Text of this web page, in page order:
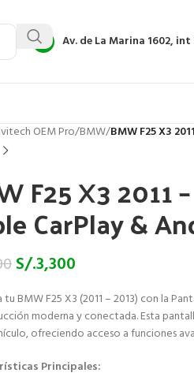
Av. de La Marina 1602, int
OEM Pro/BMW/BMW F25 X3
F25 X3 2011
CarPlay &
S/.3,300
BMW F25 X3 (2011 – 2013) con la
moderna y conectada. Esta
ofreciendo acceso a funciones
Principales: